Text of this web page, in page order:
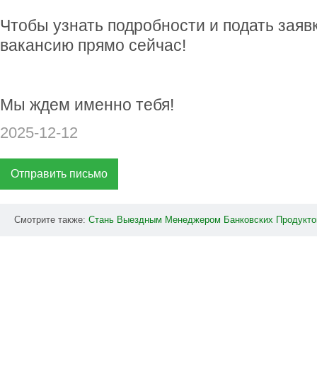
Чтобы узнать подробности и подать
вакансию прямо сейчас!
Мы ждем именно тебя!
2025-12-12
Отправить письмо
Смотрите также: Стань Выездным Менеджером Банковских